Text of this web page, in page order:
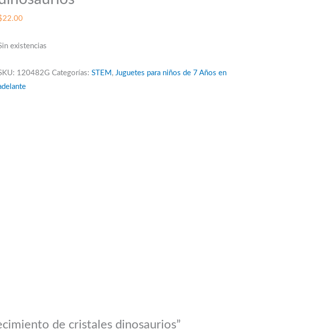
22.00
existencias
120482G Categorías: STEM , Juguetes para niños de 7 Años en
de cristales dinosaurios”